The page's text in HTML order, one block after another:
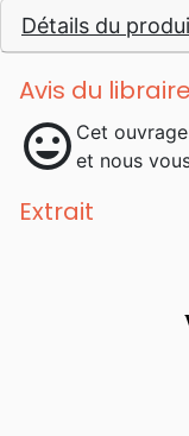
Détails du
Avis du libraire
mood Cet
et nous
Extrait